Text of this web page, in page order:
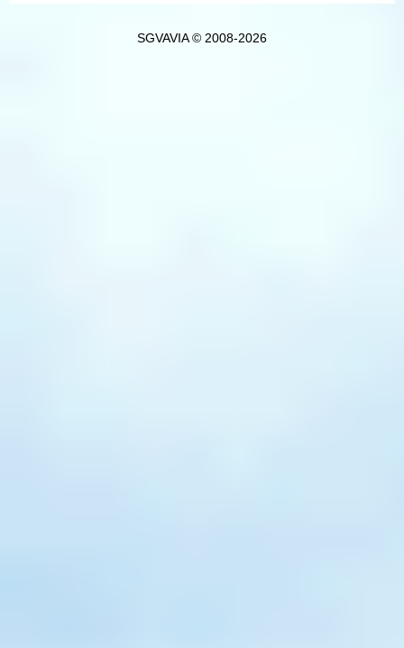
SGVAVIA © 2008-2026